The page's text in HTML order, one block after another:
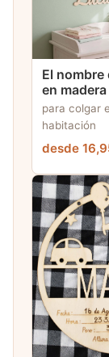
El nombre
en madera
para colgar
habitación
desde